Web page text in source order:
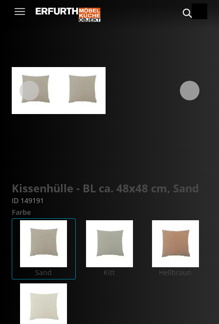
Kissenhülle - BL ca. 48x48 cm, Sand
ID 149191
Farbe
Sand Kitt Hellbraun